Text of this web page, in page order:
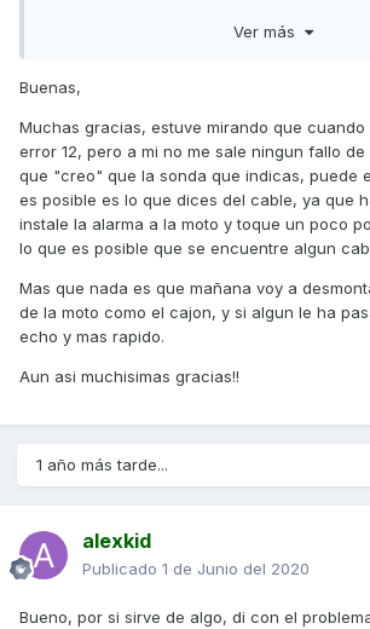
Sensor de temperatura S.D.125.xps
Unavailable
Ver más
Buenas,
Muchas gracias, estuve mirando que cuando
error 12, pero a mi no me sale ningun fallo de
que "creo" que la sonda que indicas, puede
es posible es lo que dices del cable, ya que
instale la alarma a la moto y toque un poco
lo que es posible que se encuentre algun
Mas que nada es que mañana voy a
de la moto como el cajon, y si algun le ha
echo y mas rapido.
Aun asi muchisimas gracias!!
1 año más tarde...
alexkid
Publicado 1 de Junio del 2020
Bueno, por si sirve de algo, di con el